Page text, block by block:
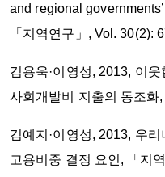
and regional
「지역연구」, Vol. 30(2):
김용욱·이영성, 2013, 이
사회개발비 지출의 동조화
김예지·이영성, 2013, 우
고용비중 결정 요인, 「지